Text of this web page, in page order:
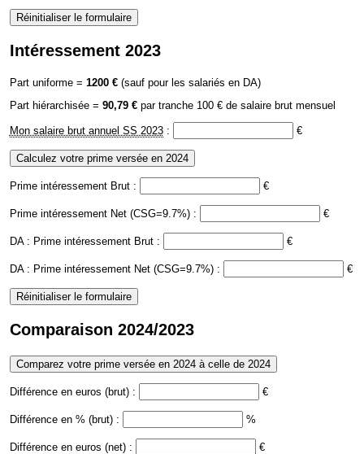
Intéressement 2023
Part uniforme = 1200 €(sauf pour les salariés en DA)
Part hiérarchisée = 90,79 €par tranche 100 € de salaire brut mensuel
Mon salaire brut annuel SS 2023: €
Prime intéressement Brut : €
Prime intéressement Net (CSG=9.7%) : €
DA : Prime intéressement Brut : €
DA : Prime intéressement Net (CSG=9.7%) : €
Comparaison 2024/2023
Différence en euros (brut) : €
Différence en % (brut) : %
Différence en euros (net) : €